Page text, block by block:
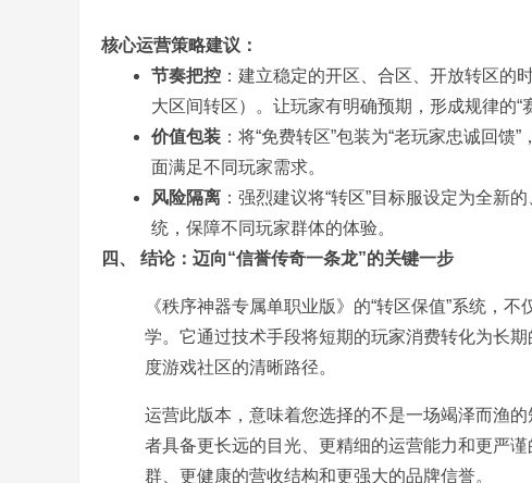
核心运营策略建议：
节奏把控 ：建立稳定的开区、合区、开放转区的
大区间转区）。让玩家有明确预期，形成规律的“
价值包装 ：将“免费转区”包装为“老玩家忠诚回馈
面满足不同玩家需求。
风险隔离 ：强烈建议将“转区”目标服设定为全新
统，保障不同玩家群体的体验。
四、 结论：迈向“信誉传奇一条龙”的关键一步
《秩序神器专属单职业版》的“转区保值”系统，
学。它通过技术手段将短期的玩家消费转化为长
度游戏社区的清晰路径。
运营此版本，意味着您选择的不是一场竭泽而渔
者具备更长远的目光、更精细的运营能力和更严
群、更健康的营收结构和更强大的品牌信誉。